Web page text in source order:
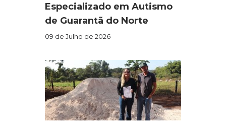
Especializado em Autismo
de Guarantã do Norte
09 de Julho de 2026